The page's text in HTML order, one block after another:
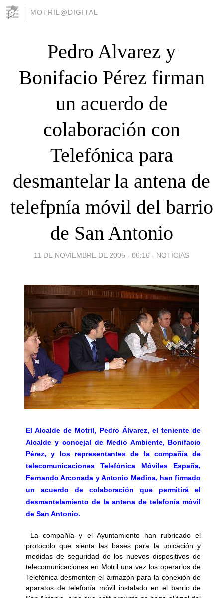
MOTRIL@DIGITAL
Pedro Alvarez y
Bonifacio Pérez firman
un acuerdo de
colaboración con
Telefónica para
desmantelar la antena de
telefpnía móvil del barrio
de San Antonio
11 DE NOVIEMBRE DE 2005 - 06:16 - NOTICIAS
El Alcalde de Motril, Pedro Álvarez, el teniente de
Alcalde y concejal de Medio Ambiente, Bonifacio
Pérez, y los representantes de la compañía de
telecomunicaciones Telefónica Móviles España,
Fernando Arconada y Antonio Medina, han firmado
un acuerdo de colaboración que permitirá el
desmantelamiento de la antena de telefonía móvil
de San Antonio.
La compañía y el Ayuntamiento han rubricado el
protocolo que sienta las bases para la ubicación y
medidas de seguridad de los nuevos dispositivos de
telecomunicaciones en Motril una vez los operarios de
Telefónica desmonten el armazón para la conexión de
aparatos de telefonía móvil instalado en el barrio de